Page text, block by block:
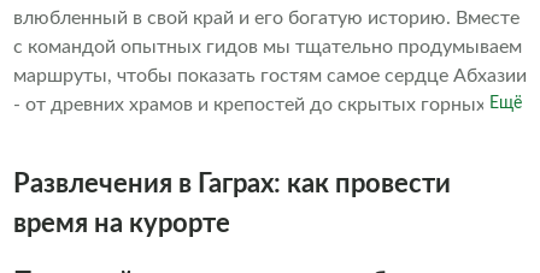
влюбленный в свой край и его богатую историю. Вместе
с командой опытных гидов мы тщательно продумываем
маршруты, чтобы показать гостям самое сердце Абхазии
- от древних храмов и крепостей до скрытых горных
преданиями, объясняем смысл старинных обычаев и
раскрываем особенности местного менталитета. Особое
Ещё
Развлечения в Гаграх: как провести
время на курорте